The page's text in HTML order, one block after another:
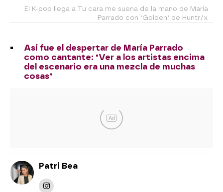
El K-pop llega a Tu cara me suena de la mano de María
Parrado con ‘Golden’ de Huntr/x
Así fue el despertar de María Parrado
como cantante: "Ver a los artistas encima
del escenario era una mezcla de muchas
cosas"
Ad
Patri Bea